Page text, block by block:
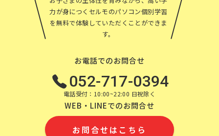
力が身につくセルモのパソコン個別学習
を無料で体験していただくことができま
す。
お電話でのお問合せ
052-717-0394
電話受付：10:00~22:00 日祝除く
WEB・LINEでのお問合せ
お問合せはこちら